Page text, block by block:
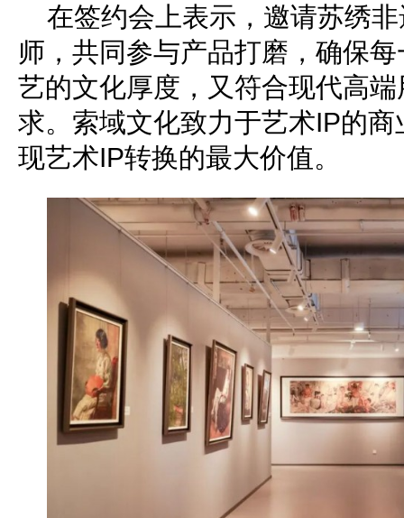
在签约会上表示，邀请苏绣
师，共同参与产品打磨，确保
艺的文化厚度，又符合现代高
求。索域文化致力于艺术IP的
现艺术IP转换的最大价值。